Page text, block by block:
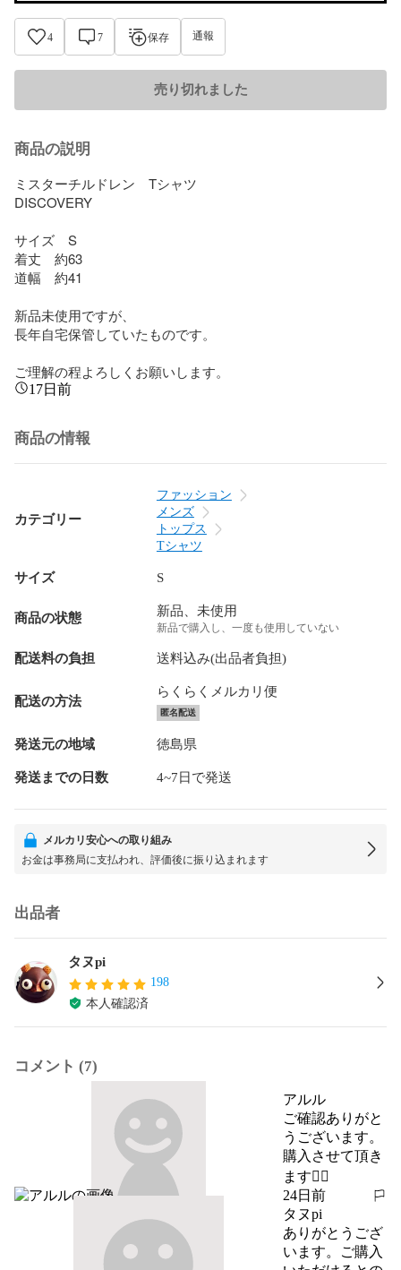
4 7 保存 通報
売り切れました
商品の説明
ミスターチルドレン　Tシャツ
DISCOVERY
サイズ　S
着丈　約63
道幅　約41
新品未使用ですが、
長年自宅保管していたものです。
ご理解の程よろしくお願いします。
17日前
商品の情報
カテゴリー
ファッション
メンズ
トップス
Tシャツ
サイズ S
商品の状態 新品、未使用
新品で購入し、一度も使用していない
配送料の負担 送料込み(出品者負担)
配送の方法
らくらくメルカリ便
匿名配送
発送元の地域 徳島県
発送までの日数 4~7日で発送
メルカリ安心への取り組み
お金は事務局に支払われ、評価後に振り込まれます
出品者
タヌpi
198
本人確認済
コメント (7)
アルル
ご確認ありがと
うございます。
購入させて頂き
ます🙇‍♀️
24日前
報告する
タヌpi
ありがとうござ
います。ご購入